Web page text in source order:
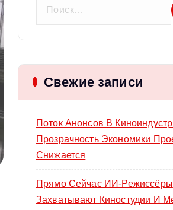
и
:
Свежие записи
Поток Анонсов В
Прозрачность Экономики
Снижается
Прямо Сейчас ИИ-Режиссёры
Захватывают Киностудии И